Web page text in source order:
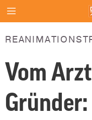
Vom